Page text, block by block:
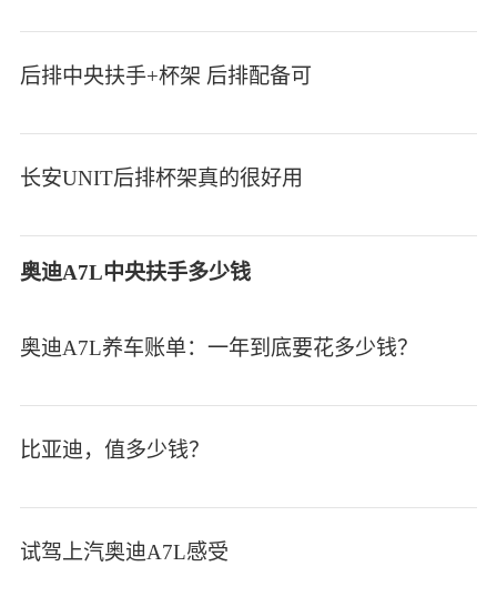
后排中央扶手+杯架​ 后排配备可
长安UNIT后排杯架真的很好用
奥迪A7L中央扶手多少钱
奥迪A7L养车账单：一年到底要花多少钱？
比亚迪，值多少钱？
试驾上汽奥迪A7L感受